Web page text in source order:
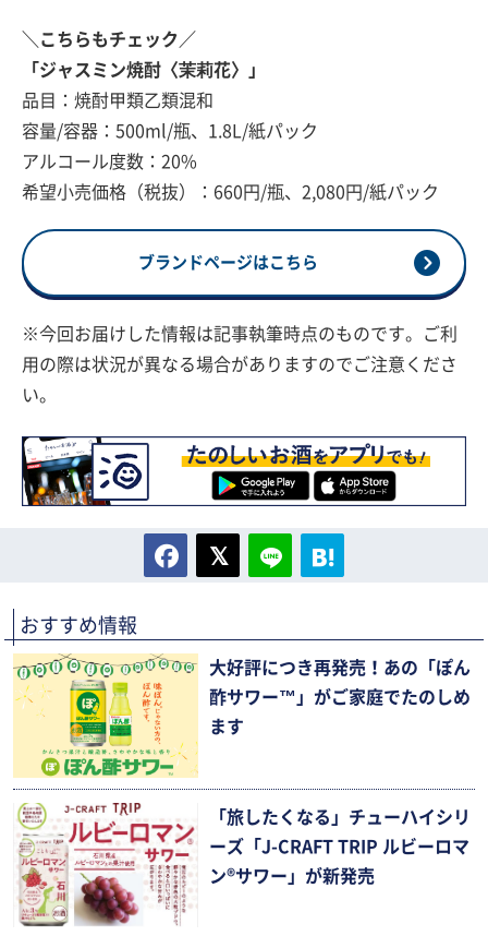
＼こちらもチェック／
「ジャスミン焼酎〈茉莉花〉」
品目：焼酎甲類乙類混和
容量/容器：500ml/瓶、1.8L/紙パック
アルコール度数：20%
希望小売価格（税抜）：660円/瓶、2,080円/紙パック
ブランドページはこちら
※今回お届けした情報は記事執筆時点のものです。ご利
用の際は状況が異なる場合がありますのでご注意くださ
い。
おすすめ情報
大好評につき再発売！あの「ぽん
酢サワー™」がご家庭でたのしめ
ます
「旅したくなる」チューハイシリ
ーズ「J-CRAFT TRIP ルビーロマ
ン®サワー」が新発売